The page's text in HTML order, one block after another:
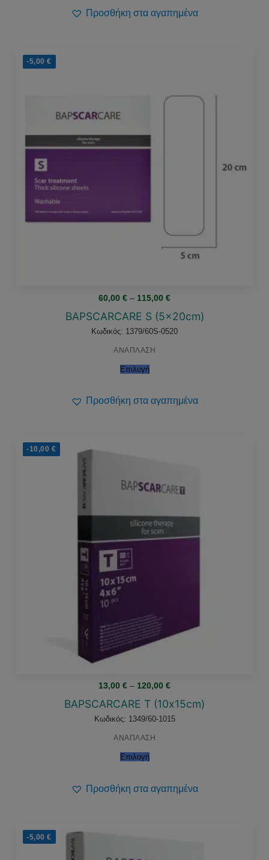
Προσθήκη στα αγαπημένα
-5,00€
60,00 € – 115,00 €Price
60,00 €
through
115,00 €
BAPSCARCARE S (5x20cm)
Κωδικός: 1379/60S-0520
ΑΝΑΠΛΑΣΗ
Επιλογή
Προσθήκη στα αγαπημένα
-10,00 €
13,00 € – 120,00 €Price
13,00 €
through
120,00 €
BAPSCARCARE Τ (10x15cm)
Κωδικός: 1349/60-1015
ΑΝΑΠΛΑΣΗ
Επιλογή
Προσθήκη στα αγαπημένα
-5,00€